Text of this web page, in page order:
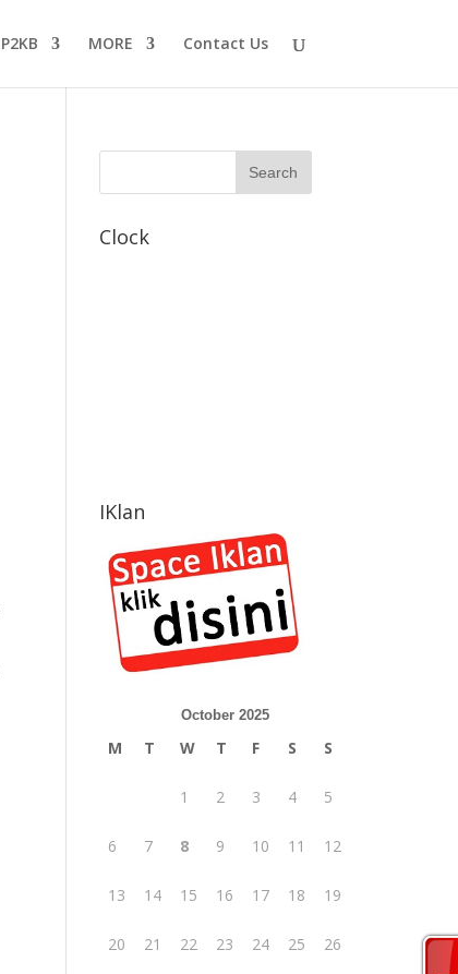
P2KB MORE Contact Us
Clock
IKlan
October 2025
M T W T F S S
1 2 3 4 5
6 7 8 9 10 11 12
13 14 15 16 17 18 19
20 21 22 23 24 25 26